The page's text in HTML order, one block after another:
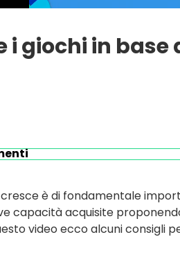
i giochi in base
è di fondamentale
capacità acquisite
video ecco alcuni consigli